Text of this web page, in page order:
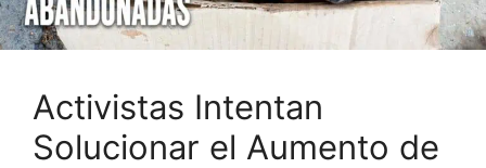
Activistas Intentan
Solucionar el Aumento de